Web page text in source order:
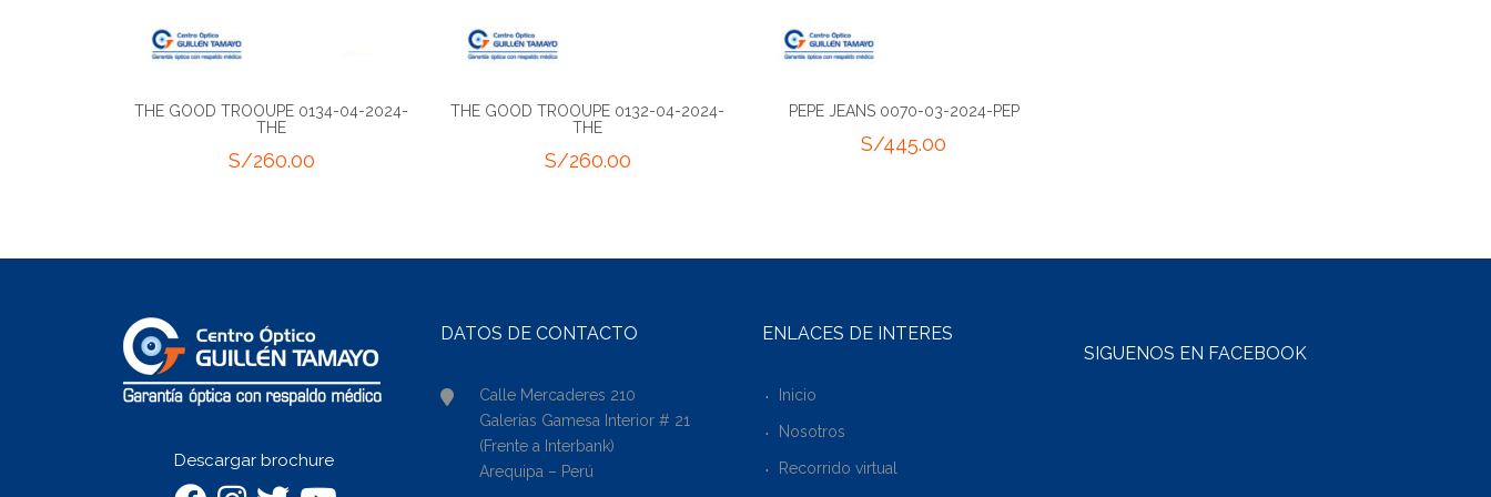
THE GOOD TROOUPE 0134-04-2024-
THE
S/260.00
THE GOOD TROOUPE 0132-04-2024-
THE
S/260.00
PEPE JEANS 0070-03-2024-PEP
S/445.00
Descargar brochure
DATOS DE CONTACTO
Calle Mercaderes 210
Galerías Gamesa Interior # 21
(Frente a Interbank)
Arequipa – Perú
ENLACES DE INTERÉS
Inicio
Nosotros
Recorrido virtual
SÍGUENOS EN FACEBOOK